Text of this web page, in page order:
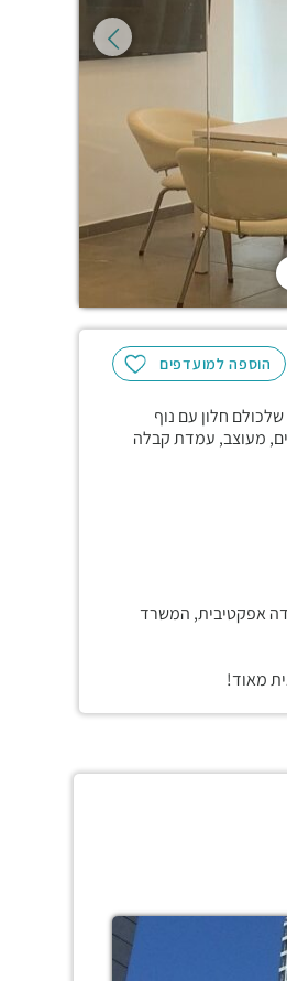
הוספה למועדפים
חלון עם נוף
מעוצב, עמדת קבלה
אפקטיבית, המשרד
מאוד!